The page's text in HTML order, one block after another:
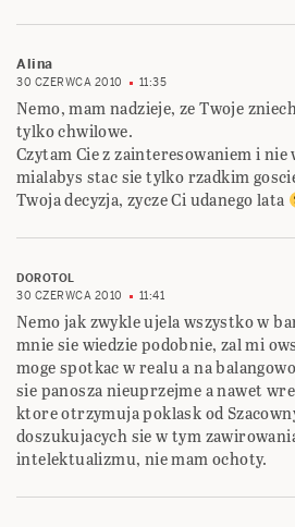
Alina
30 CZERWCA 2010 11:35
Nemo, mam nadzieje, ze Twoje
tylko chwilowe.
Czytam Cie z zainteresowaniem i nie
mialabys stac sie tylko rzadkim
Twoja decyzja, zycze Ci udanego lata
DOROTOL
30 CZERWCA 2010
11:41
Nemo jak zwykle ujela wszystko w
mnie sie wiedzie podobnie, zal mi
moge spotkac w realu a na
sie panosza nieuprzejme a nawet
ktore otrzymuja poklask od
doszukujacych sie w tym
intelektualizmu, nie mam ochoty.